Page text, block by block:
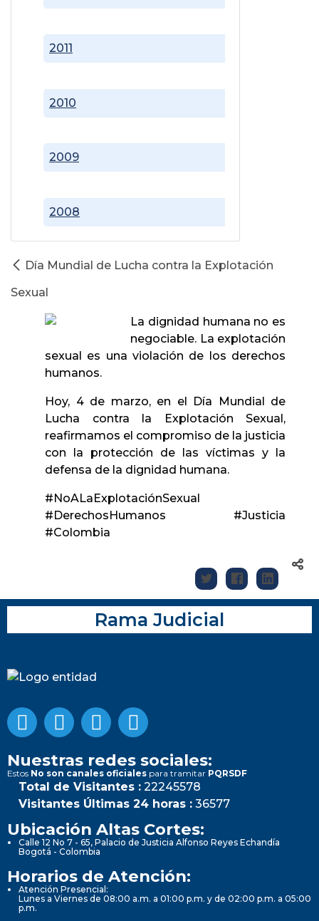
2008
2009
2010
2011
Día Mundial de Lucha contra la Explotación
Sexual
La dignidad humana no es
negociable. La explotación
sexual es una violación de los derechos
humanos.
Hoy, 4 de marzo, en el Día Mundial de
Lucha contra la Explotación Sexual,
reafirmamos el compromiso de la justicia
con la protección de las víctimas y la
defensa de la dignidad humana.
#NoALaExplotaciónSexual
#DerechosHumanos #Justicia
#Colombia
Rama Judicial
Nuestras redes sociales:
Estos No son canales oficiales para tramitar PQRSDF
Total de Visitantes : 22245578
Visitantes Últimas 24 horas : 36577
Ubicación Altas Cortes:
Calle 12 No 7 - 65, Palacio de Justicia Alfonso Reyes Echandía
Bogotá - Colombia
Horarios de Atención:
Atención Presencial:
Lunes a Viernes de 08:00 a.m. a 01:00 p.m. y de 02:00 p.m. a 05:00
p.m.